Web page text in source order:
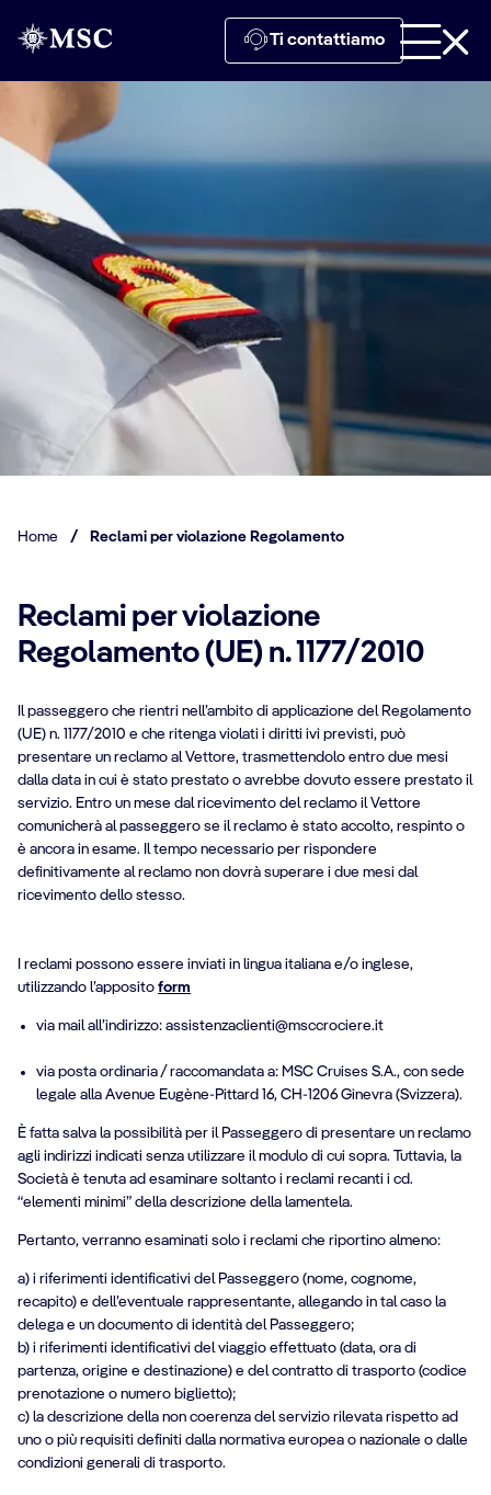
Ti contattiamo
Home / Reclami per violazione Regolamento
Reclami per violazione
Regolamento (UE) n. 1177/2010
Il passeggero che rientri nell’ambito di applicazione del Regolamento
(UE) n. 1177/2010 e che ritenga violati i diritti ivi previsti, può
presentare un reclamo al Vettore, trasmettendolo entro due mesi
dalla data in cui è stato prestato o avrebbe dovuto essere prestato il
servizio. Entro un mese dal ricevimento del reclamo il Vettore
comunicherà al passeggero se il reclamo è stato accolto, respinto o
è ancora in esame. Il tempo necessario per rispondere
definitivamente al reclamo non dovrà superare i due mesi dal
ricevimento dello stesso.
I reclami possono essere inviati in lingua italiana e/o inglese,
utilizzando l’apposito form
via mail all’indirizzo: assistenzaclienti@msccrociere.it
via posta ordinaria / raccomandata a: MSC Cruises S.A., con sede
legale alla Avenue Eugène-Pittard 16, CH-1206 Ginevra (Svizzera).
È fatta salva la possibilità per il Passeggero di presentare un reclamo
agli indirizzi indicati senza utilizzare il modulo di cui sopra. Tuttavia, la
Società è tenuta ad esaminare soltanto i reclami recanti i cd.
“elementi minimi” della descrizione della lamentela.
Pertanto, verranno esaminati solo i reclami che riportino almeno:
a) i riferimenti identificativi del Passeggero (nome, cognome,
recapito) e dell’eventuale rappresentante, allegando in tal caso la
delega e un documento di identità del Passeggero;
b) i riferimenti identificativi del viaggio effettuato (data, ora di
partenza, origine e destinazione) e del contratto di trasporto (codice
prenotazione o numero biglietto);
c) la descrizione della non coerenza del servizio rilevata rispetto ad
uno o più requisiti definiti dalla normativa europea o nazionale o dalle
condizioni generali di trasporto.